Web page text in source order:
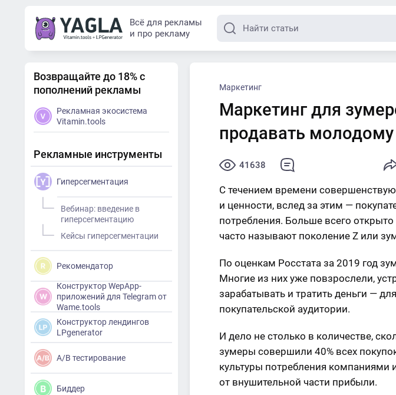
Всё для рекламы
и про рекламу
Маркетинг
Маркетинг для
продавать
41638
С течением времени
и ценности, вслед за этим —
потребления. Больше всего
часто называют поколение Z или
По оценкам Росстата за 2019 год
Многие из них уже повзрослели,
зарабатывать и тратить деньги —
покупательской аудитории.
И дело не столько в количестве,
зумеры совершили 40% всех
культуры потребления компаниями
от внушительной части прибыли.
Возвращайте до 18% с
пополнений рекламы
Рекламная экосистема
Vitamin.tools
Рекламные инструменты
Гиперсегментация
Вебинар: введение в
гиперсегментацию
Кейсы гиперсегментации
Рекомендатор
Конструктор WepApp-
приложений для Telegram от
Wame.tools
Конструктор лендингов
LPgenerator
A/B тестирование
Биддер